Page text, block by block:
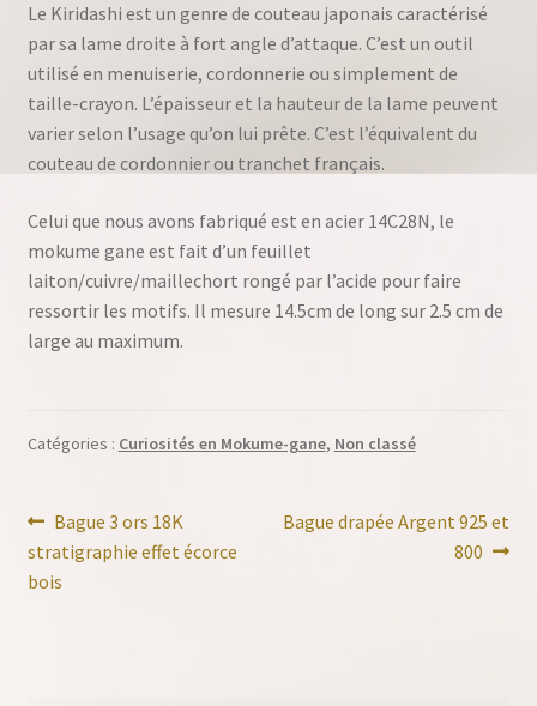
Le Kiridashi est un genre de couteau japonais caractérisé
par sa lame droite à fort angle d’attaque. C’est un outil
utilisé en menuiserie, cordonnerie ou simplement de
taille-crayon. L’épaisseur et la hauteur de la lame peuvent
varier selon l’usage qu’on lui prête. C’est l’équivalent du
couteau de cordonnier ou tranchet français.
Celui que nous avons fabriqué est en acier 14C28N, le
mokume gane est fait d’un feuillet
laiton/cuivre/maillechort rongé par l’acide pour faire
ressortir les motifs. Il mesure 14.5cm de long sur 2.5 cm de
large au maximum.
Catégories : Curiosités en Mokume-gane, Non classé
Navigation
de
Article
précédent :
Bague 3 ors 18K
stratigraphie effet écorce
bois
Article
Bague drapée Argent 925 et
800